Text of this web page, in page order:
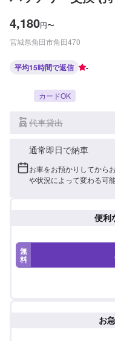
4,180円〜
宮城県角田市角田470
平均15時間で返信 -
カードOK
代車貸出
通常即日で納車
お車をお預かりしてから
や状況によって変わる可
便利
無
料
お